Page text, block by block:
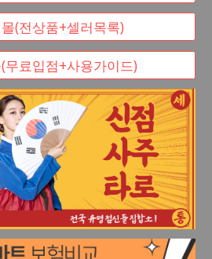
(전상품+셀러목록)
무료입점+사용가이드)